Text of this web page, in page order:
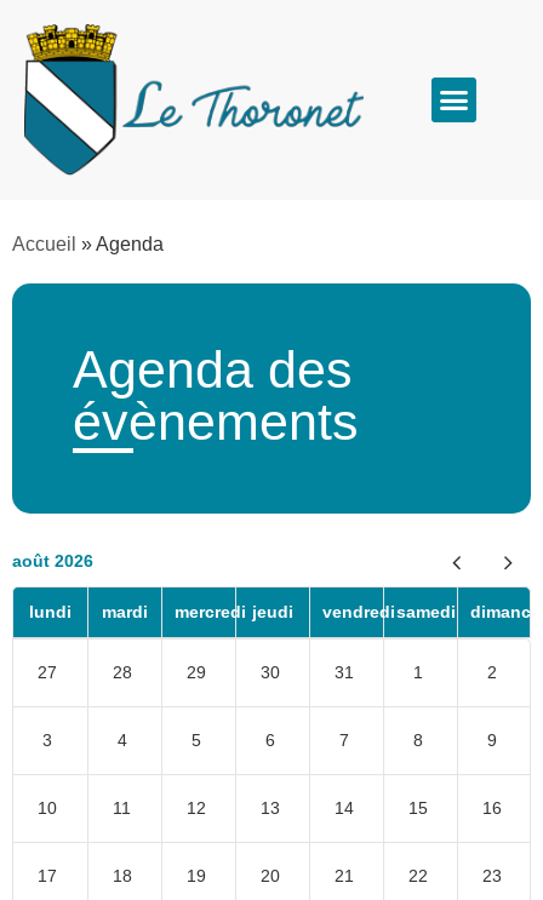
Accueil »Agenda
Agenda des
évènements
août 2026
lundi mardi mercredi jeudi vendredisamedi
27 28 29 30 31 1 2
3 4 5 6 7 8 9
10 11 12 13 14 15 16
17 18 19 20 21 22 23